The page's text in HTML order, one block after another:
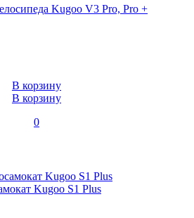
Kugoo V3 Pro, Pro +
В корзину
В корзину
0
Kugoo S1 Plus